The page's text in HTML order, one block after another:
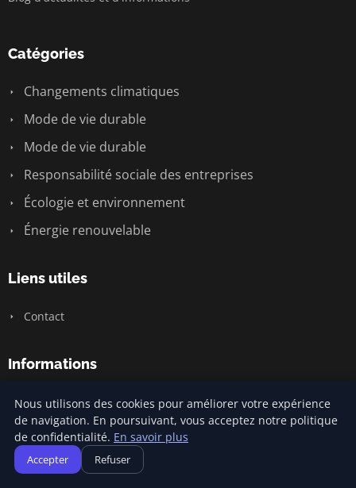
Catégories
Changements climatiques
Mode de vie durable
Mode de vie durable
Responsabilité sociale des entreprises
Écologie et environnement
Énergie renouvelable
Liens utiles
Contact
Informations
Plan du site
© 2026 Carnivalofclimatechange. Tous droits réservés.
Nous utilisons des cookies pour améliorer votre expérience
de navigation. En poursuivant, vous acceptez notre politique
de confidentialité. En savoir plus
Accepter Refuser